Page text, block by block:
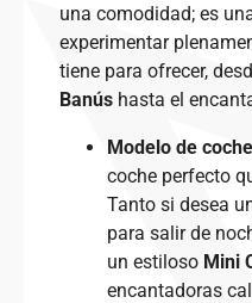
una comodidad; es
experimentar
tiene para ofrecer,
Banús hasta el
Modelo de
coche perfecto
Tanto si desea
para salir de
un estiloso Mini
encantadoras